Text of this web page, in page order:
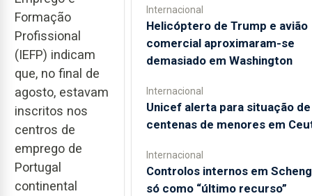
Formação
Profissional
(IEFP) indicam
que, no final de
agosto, estavam
inscritos nos
centros de
emprego de
Portugal
continental
Internacional
Helicóptero de Trump e avião
comercial aproximaram-se
demasiado em Washington
Internacional
Unicef alerta para situação de
centenas de menores em
Internacional
Controlos internos em
só como “último recurso”